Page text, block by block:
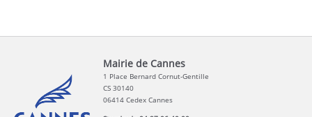
Mairie de Cannes
1 Place Bernard Cornut-Gentille
CS 30140
06414 Cedex Cannes